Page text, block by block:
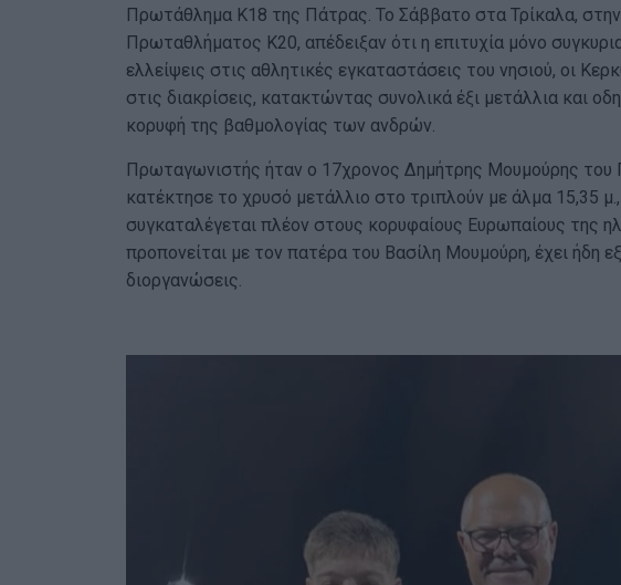
Πρωτάθλημα Κ18 της Πάτρας. Το Σάββατο στα Τρίκαλα,
Πρωταθλήματος Κ20, απέδειξαν ότι η επιτυχία μόνο
ελλείψεις στις αθλητικές εγκαταστάσεις του νησιού, οι
στις διακρίσεις, κατακτώντας συνολικά έξι μετάλλια και
κορυφή της βαθμολογίας των ανδρών.
Πρωταγωνιστής ήταν ο 17χρονος Δημήτρης Μουμούρης του
κατέκτησε το χρυσό μετάλλιο στο τριπλούν με άλμα 15,35
συγκαταλέγεται πλέον στους κορυφαίους Ευρωπαίους της
προπονείται με τον πατέρα του Βασίλη Μουμούρη, έχει ήδη
διοργανώσεις.